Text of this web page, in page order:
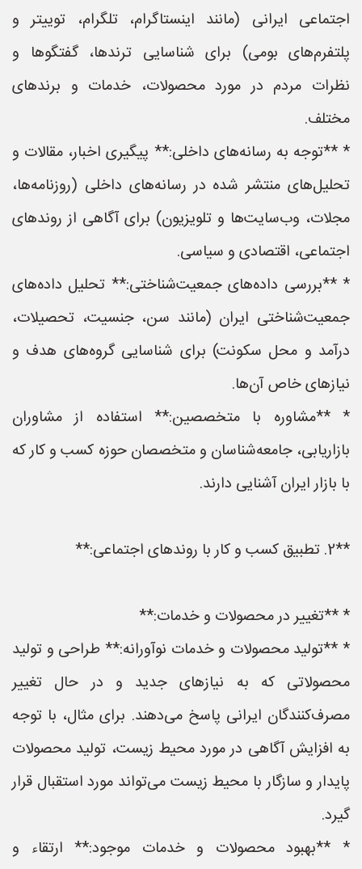
اجتماعی ایرانی (مانند اینستاگرام، تلگرام، توییتر و
پلتفرم‌های بومی) برای شناسایی ترندها، گفتگوها و
نظرات مردم در مورد محصولات، خدمات و برندهای
مختلف.
* **توجه به رسانه‌های داخلی:** پیگیری اخبار، مقالات و
تحلیل‌های منتشر شده در رسانه‌های داخلی (روزنامه‌ها،
مجلات، وب‌سایت‌ها و تلویزیون) برای آگاهی از روندهای
اجتماعی، اقتصادی و سیاسی.
* **بررسی داده‌های جمعیت‌شناختی:** تحلیل داده‌های
جمعیت‌شناختی ایران (مانند سن، جنسیت، تحصیلات،
درآمد و محل سکونت) برای شناسایی گروه‌های هدف و
نیازهای خاص آن‌ها.
* **مشاوره با متخصصین:** استفاده از مشاوران
بازاریابی، جامعه‌شناسان و متخصصان حوزه کسب و کار که
با بازار ایران آشنایی دارند.
**2. تطبیق کسب و کار با روندهای اجتماعی:**
* **تغییر در محصولات و خدمات:**
* **تولید محصولات و خدمات نوآورانه:** طراحی و تولید
محصولاتی که به نیازهای جدید و در حال تغییر
مصرف‌کنندگان ایرانی پاسخ می‌دهند. برای مثال، با توجه
به افزایش آگاهی در مورد محیط زیست، تولید محصولات
پایدار و سازگار با محیط زیست می‌تواند مورد استقبال قرار
گیرد.
* **بهبود محصولات و خدمات موجود:** ارتقاء و